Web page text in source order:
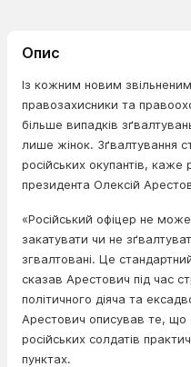
Опис
Із кожним новим
правозахисники та
більше випадків
лише жінок. Зґвалтування
російських окупантів, каже
президента Олексій
«Російський офіцер не
закатувати чи не
згвалтовані. Це
сказав Арестович під час
політичного діяча та
Арестович описував те, що
російських солдатів
пунктах.